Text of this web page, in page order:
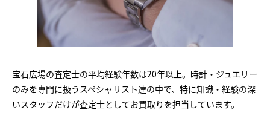
宝石広場の査定士の平均経験年数は20年以上。時計・ジュエリー
のみを専門に扱うスペシャリスト達の中で、特に知識・経験の深
いスタッフだけが査定士としてお買取りを担当しています。